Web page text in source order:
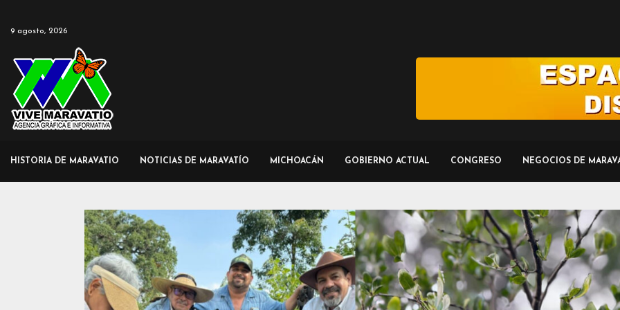
9 agosto, 2026
HISTORIA DE MARAVATIO NOTICIAS DE MARAVATÍO MICHOACÁN GOBIERNO ACTUAL CONGRESO NEGOCIOS DE